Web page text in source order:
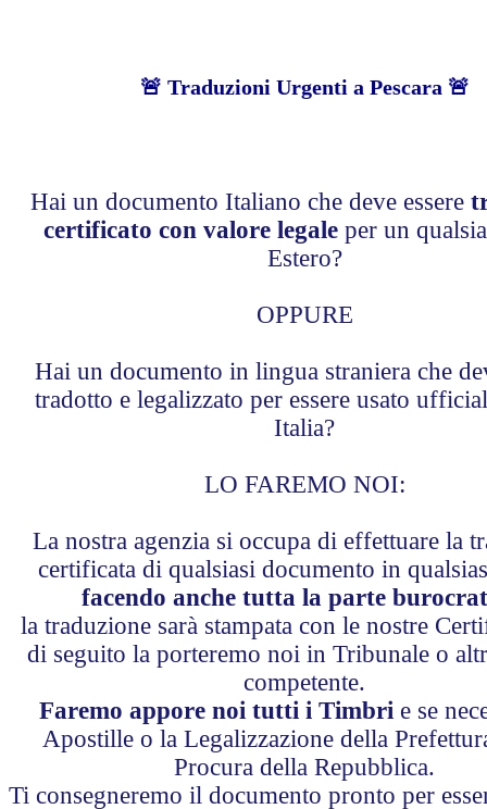
🚨 Traduzioni Urgenti a Pescara 🚨
Hai un documento Italiano che deve essere
certificato con valore legale per un
Estero?
OPPURE
Hai un documento in lingua straniera che
tradotto e legalizzato per essere usato
Italia?
LO FAREMO NOI:
La nostra agenzia si occupa di effettuare la
certificata di qualsiasi documento in
facendo anche tutta la parte
la traduzione sarà stampata con le nostre
di seguito la porteremo noi in Tribunale o
competente.
Faremo appore noi tutti i Timbrie se
Apostille o la Legalizzazione della
Procura della Repubblica.
Ti consegneremo il documento pronto per